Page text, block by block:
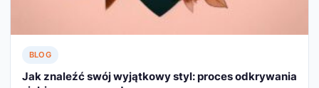
BLOG
Jak znaleźć swój wyjątkowy styl: proces odkrywania